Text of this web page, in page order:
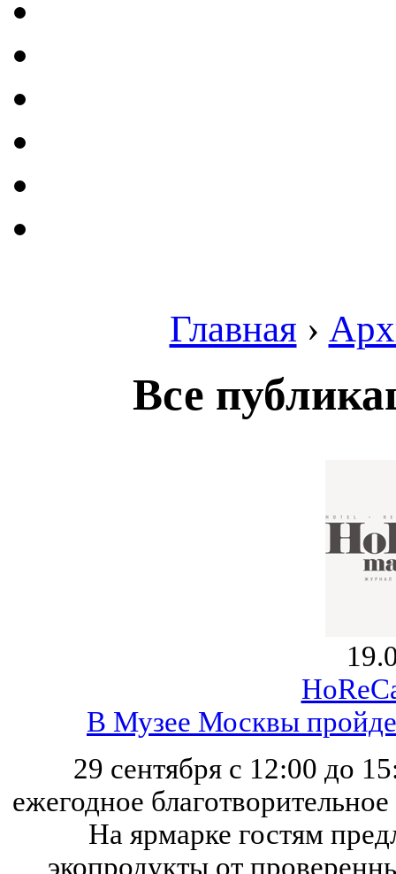
Главная ›
Все
В Музее Москвы
29 сентября с 12:00 до
ежегодное
На ярмарке гостям
экопродукты от